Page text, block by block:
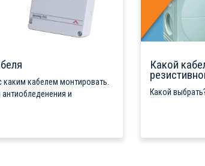
кабелем монтировать.
и
Какой
Какой